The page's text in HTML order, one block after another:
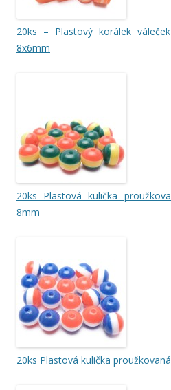
20ks – Plastový korálek
8x6mm
20ks Plastová kulička
8mm
20ks Plastová kulička